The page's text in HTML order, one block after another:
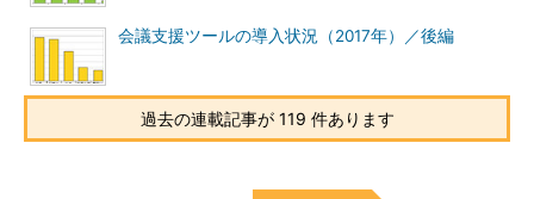
会議支援ツールの導入状況（2017年）／後編
過去の連載記事が 119 件あります